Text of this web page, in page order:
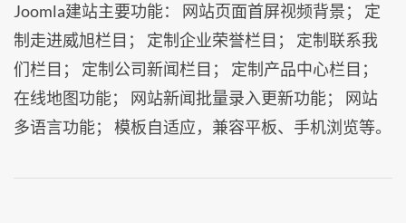
Joomla建站主要功能： 网站页面首屏视频背景； 定
制走进威旭栏目； 定制企业荣誉栏目； 定制联系我
们栏目； 定制公司新闻栏目； 定制产品中心栏目；
在线地图功能； 网站新闻批量录入更新功能； 网站
多语言功能； 模板自适应，兼容平板、手机浏览等。